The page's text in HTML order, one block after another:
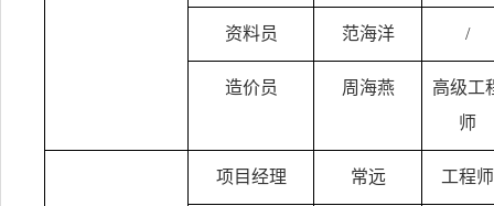
资料员 范海洋 /
造价员 周海燕
高级工
师
项目经理 常远 工程师